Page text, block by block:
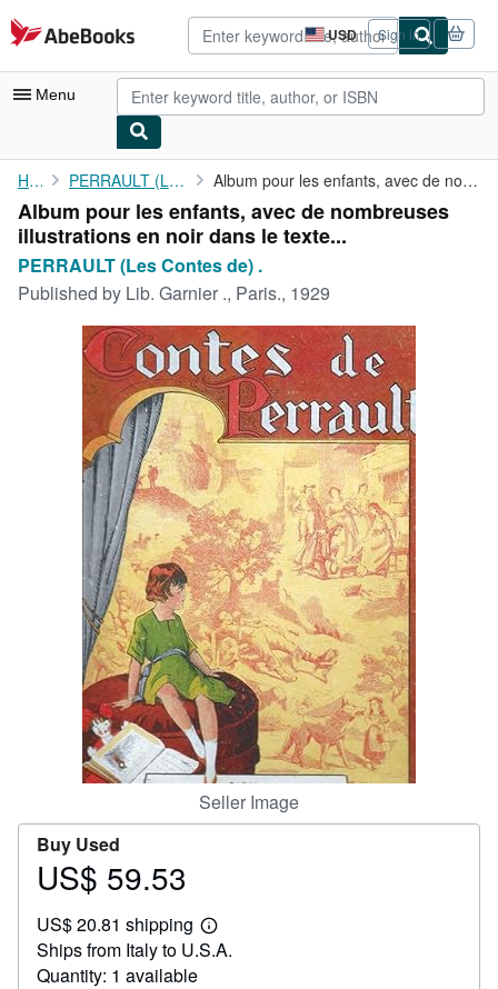
Skip to main content
AbeBooks.com USD
Site
shopping
preferences
Sign in
Menu
My Account
My Purchases
Advanced Search
Browse Collections
Rare Books
Art & Collectibles
Textbooks
Start Selling
CLOSE
Home PERRAULT (Les Contes de) . Album pour les enfants, avec de nombreuses illustrations en noir...
Album pour les enfants, avec de nombreuses
illustrations en noir dans le texte...
PERRAULT (Les Contes de) .
Published by Lib. Garnier ., Paris., 1929
Seller Image
Buy Used
Price
59.53
US$ 59.53
US$ 20.81 shipping
Learn
more
Ships from Italy to U.S.A.
Quantity: 1 available